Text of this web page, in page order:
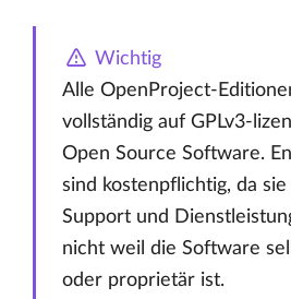
Wichtig
Alle OpenProject-
vollständig auf GPLv3-
Open Source Software.
sind kostenpflichtig, da
Support und
nicht weil die Software
oder proprietär ist.